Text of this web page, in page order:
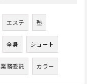
エステ 塾
全身 ショート
業務委託 カラー